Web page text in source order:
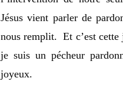
Jésus vient parler de
nous remplit. Et c’est
je suis un pécheur
joyeux.